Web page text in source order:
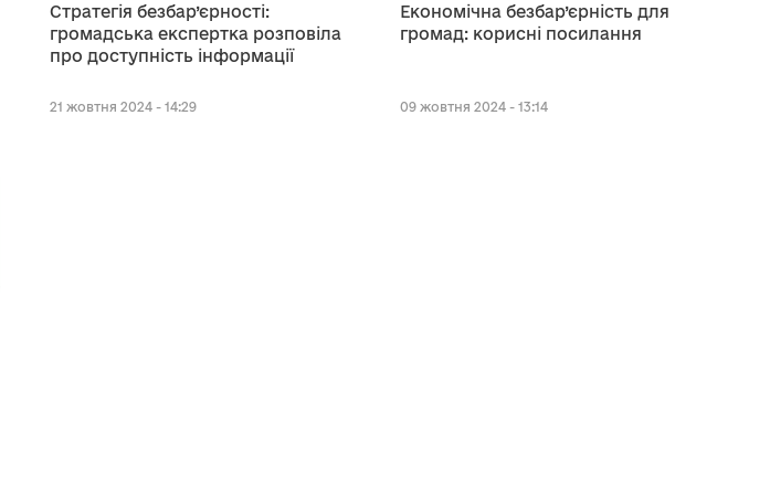
Стратегія безбар’єрності:
громадська експертка розповіла
про доступність інформації
21 жовтня 2024 - 14:29
Економічна безбар’єрність для
громад: корисні посилання
09 жовтня 2024 - 13:14